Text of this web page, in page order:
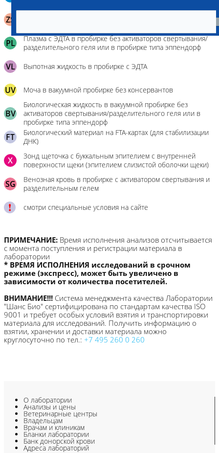
ZS
Сыворотка крови в пробирке без активаторов
PL
Плазма с ЭДТА в пробирке без активаторов свертывания/
разделительного геля или в пробирке типа эппендорф
VL Выпотная жидкость в пробирке с ЭДТА
UV Моча в вакуумной пробирке без консервантов
BV
Биологическая жидкость в вакуумной пробирке без
активаторов свертывания/разделительного геля или в
пробирке типа эппендорф
FT
Биологический материал на FTA-картах (для стабилизации
ДНК)
X
Зонд щеточка с буккальным эпителием с внутренней
поверхности щеки (эпителием слизистой оболочки щеки)
SG
Венозная кровь в пробирке с активатором свертывания и
разделительным гелем
смотри специальные условия на сайте
ПРИМЕЧАНИЕ: Время исполнения анализов отсчитывается
с момента поступления и регистрации материала в
лаборатории
* ВРЕМЯ ИСПОЛНЕНИЯ исследований в срочном
режиме (экспресс), может быть увеличено в
зависимости от количества посетителей.
ВНИМАНИЕ!!! Система менеджмента качества Лаборатории
"Шанс Био" сертифицирована по стандартам качества ISO
9001 и требует особых условий взятия и транспортировки
материала для исследований. Получить информацию о
взятии, хранении и доставки материала можно
круглосуточно по тел.: +7 495 260 0 260
О лаборатории
Анализы и цены
Ветеринарные центры
Владельцам
Врачам и клиникам
Бланки лаборатории
Банк донорской крови
Адреса лабораторий